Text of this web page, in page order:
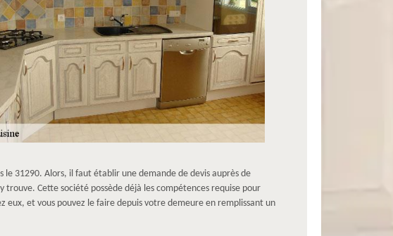
le 31290. Alors, il faut établir une demande de devis auprès de
Cette société possède déjà les compétences requise pour
eux, et vous pouvez le faire depuis votre demeure en remplissant un